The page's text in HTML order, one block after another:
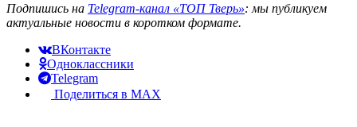
Подпишись на Telegram-канал «ТОП Тверь»: мы публикуем
актуальные новости в коротком формате.
ВКонтакте
Одноклассники
Telegram
Поделиться в MAX